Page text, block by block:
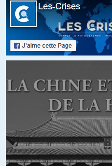
l’OTAN;
le bouclage est prévu autour de
offensives nouvelles
Il ne l’a pas fait par ce qu’il a
Il ne l’a pas fait car l’élite russe a
fabrications d’Ukraine en Russie
ukrainien
il ne l’a pas fait pour ne pas
radio free uS et la réaction des
Hongrie
enfin, il devait préparer la
Méditerranée et un accés aux